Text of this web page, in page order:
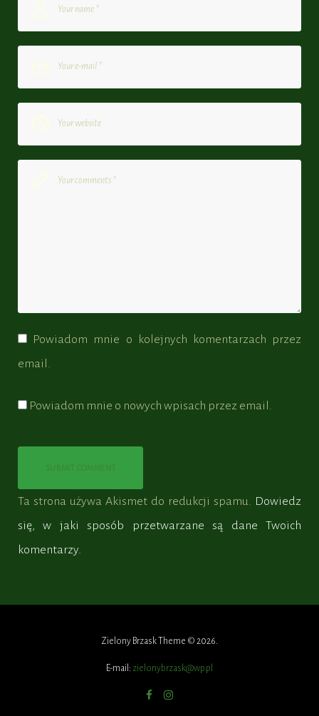
Powiadom mnie o kolejnych komentarzach przez
email.
Powiadom mnie o nowych wpisach przez email.
Ta strona używa Akismet do redukcji spamu. Dowiedz
się, w jaki sposób przetwarzane są dane Twoich
komentarzy.
Zielony Brzask Theme © 2026.
E-mail: zielonybrzask@wp.pl